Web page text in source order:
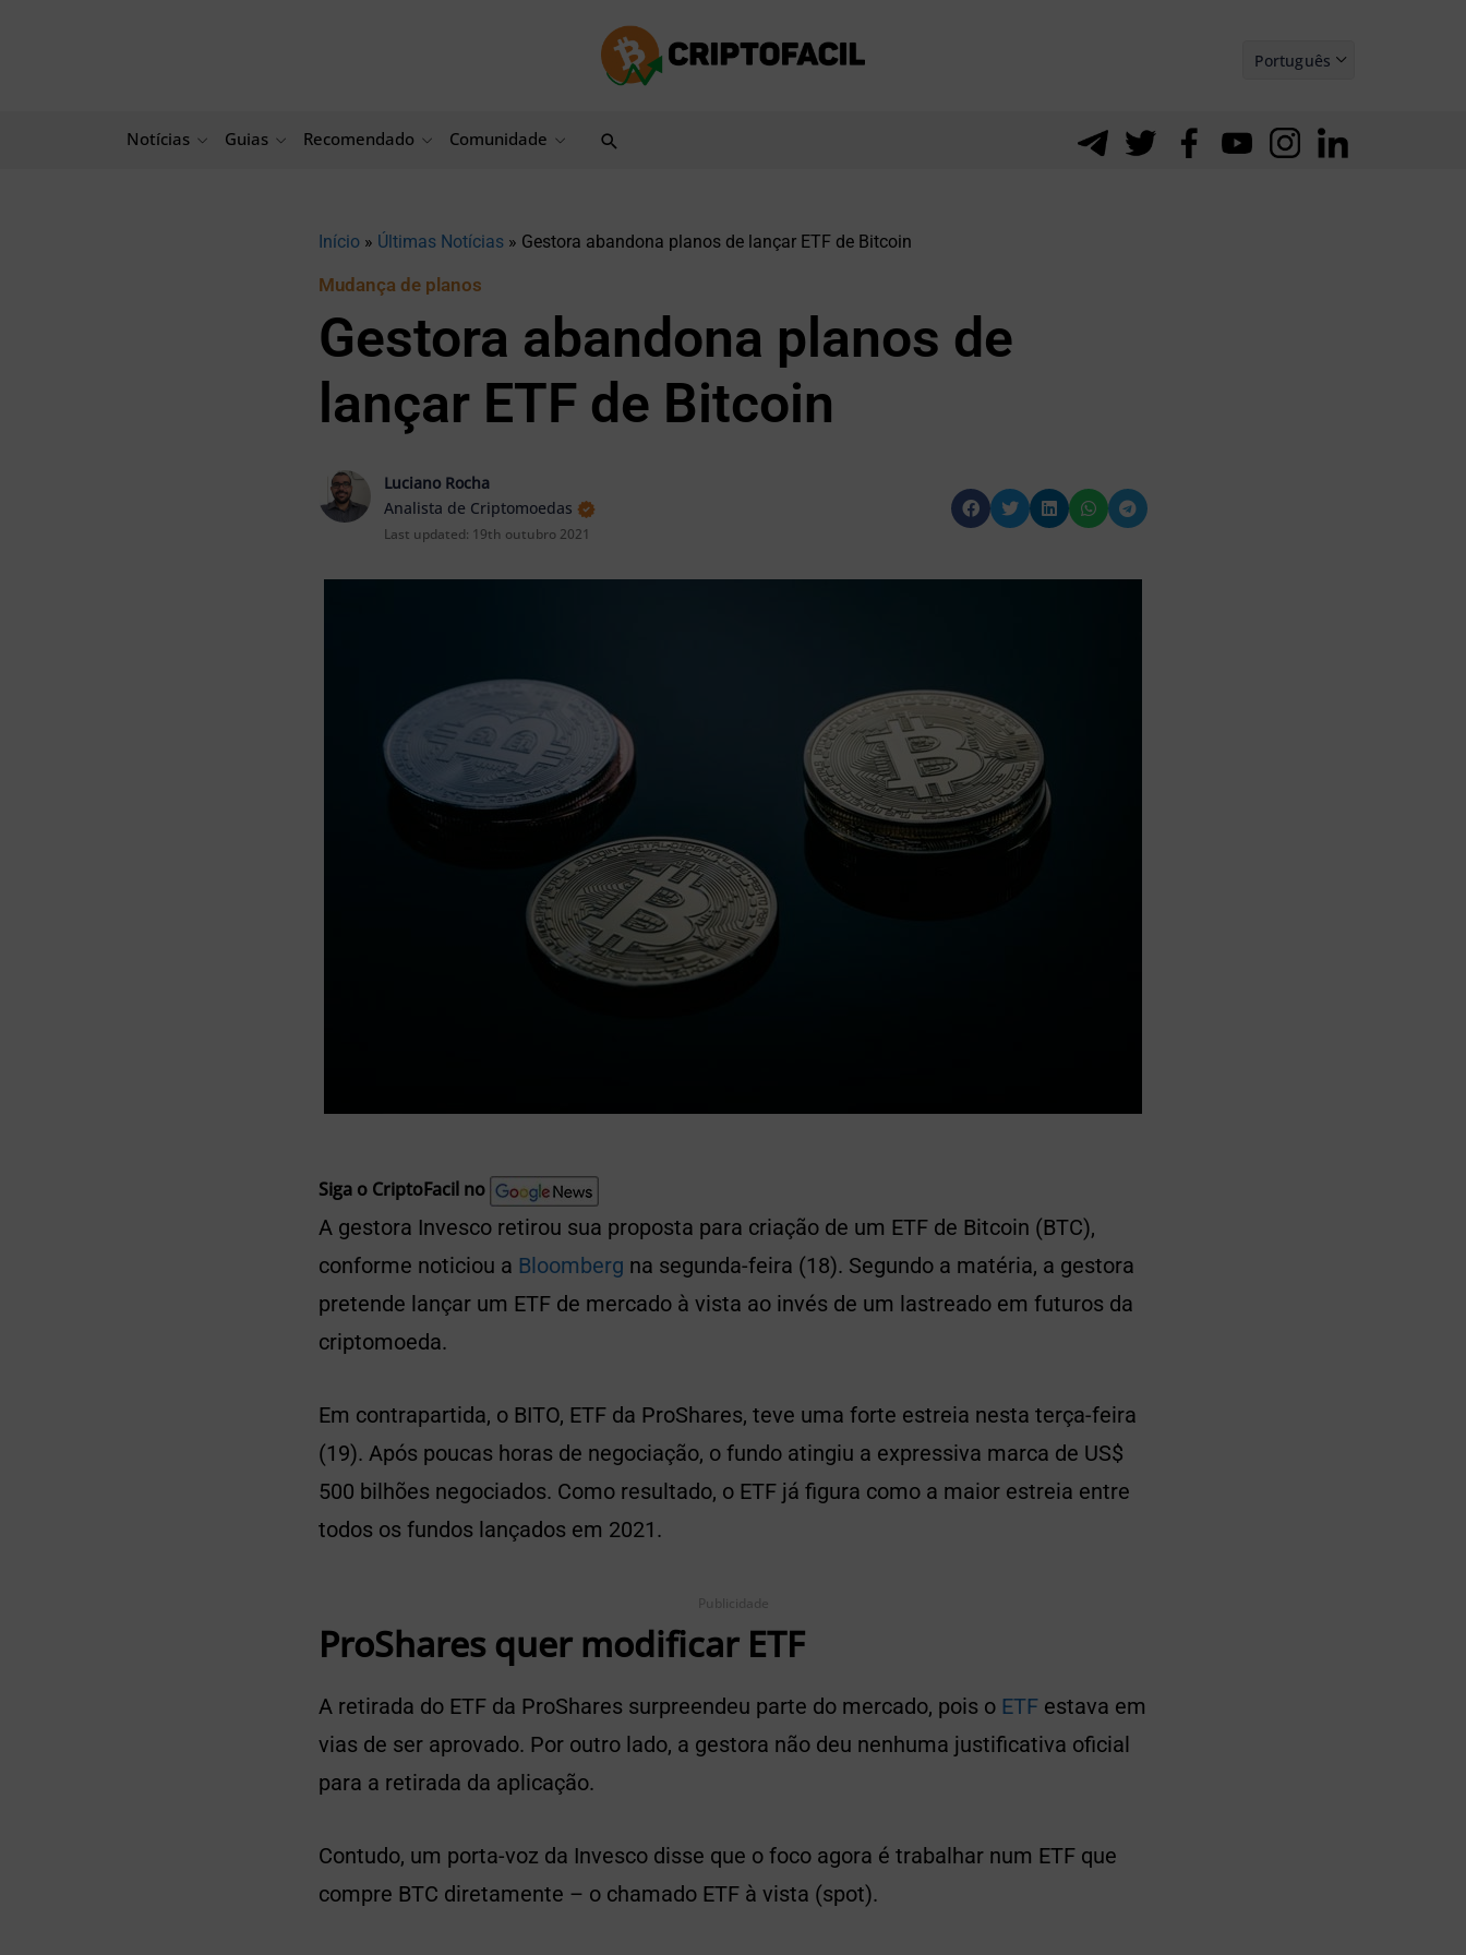
Português
Notícias Guias Recomendado Comunidade Pesquisar
Início » Últimas Notícias » Gestora abandona planos de lançar ETF de Bitcoin
Mudança de planos
Gestora abandona planos de
lançar ETF de Bitcoin
Luciano Rocha
Analista de Criptomoedas
Last updated: 19th outubro 2021
Siga o CriptoFacil no
A gestora Invesco retirou sua proposta para criação de um ETF de Bitcoin (BTC),
conforme noticiou a Bloomberg na segunda-feira (18). Segundo a matéria, a gestora
pretende lançar um ETF de mercado à vista ao invés de um lastreado em futuros da
criptomoeda.
Em contrapartida, o BITO, ETF da ProShares, teve uma forte estreia nesta terça-feira
(19). Após poucas horas de negociação, o fundo atingiu a expressiva marca de US$
500 bilhões negociados. Como resultado, o ETF já figura como a maior estreia entre
todos os fundos lançados em 2021.
Publicidade
ProShares quer modificar ETF
A retirada do ETF da ProShares surpreendeu parte do mercado, pois o ETF estava em
vias de ser aprovado. Por outro lado, a gestora não deu nenhuma justificativa oficial
para a retirada da aplicação.
Contudo, um porta-voz da Invesco disse que o foco agora é trabalhar num ETF que
compre BTC diretamente – o chamado ETF à vista (spot).